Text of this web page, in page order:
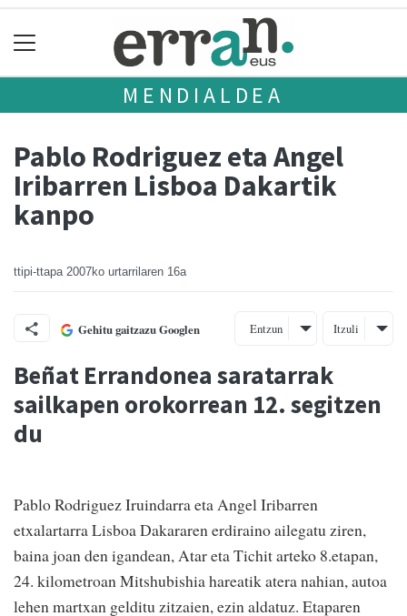
MENDIALDEA
Pablo Rodriguez eta Angel
Iribarren Lisboa Dakartik
kanpo
ttipi-ttapa 2007ko urtarrilaren 16a
Gehitu gaitzazu Googlen Entzun Itzuli
Beñat Errandonea saratarrak
sailkapen orokorrean 12. segitzen
du
Pablo Rodriguez Iruindarra eta Angel Iribarren
etxalartarra Lisboa Dakararen erdiraino ailegatu ziren,
baina joan den igandean, Atar eta Tichit arteko 8.etapan,
24. kilometroan Mitshubishia hareatik atera nahian, autoa
lehen martxan gelditu zitzaien, ezin aldatuz. Etaparen